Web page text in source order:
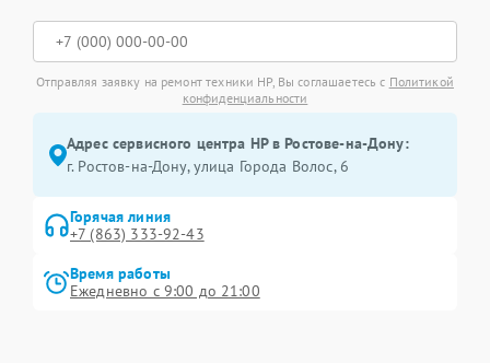
Отправляя заявку на ремонт техники HP, Вы соглашаетесь с Политикой
конфиденциальности
Адрес сервисного центра HP в Ростове-на-Дону:
г. Ростов-на-Дону, улица Города Волос, 6
Горячая линия
+7 (863) 333-92-43
Время работы
Ежедневно с 9:00 до 21:00